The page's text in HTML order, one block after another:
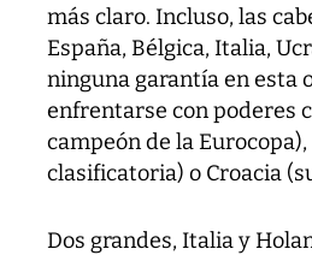
más claro. Incluso, las
España, Bélgica, Italia,
ninguna garantía en esta
enfrentarse con poderes
campeón de la
clasificatoria) o Croacia
Dos grandes, Italia y